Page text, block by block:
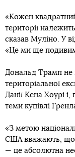
«Кожен
території
сказав Муліно. У
«Це ми ще
Дональд Трамп не
територіальної
Данії Кена Хоурі
теми купівлі
«З метою
США вважають, що
— це абсолютна